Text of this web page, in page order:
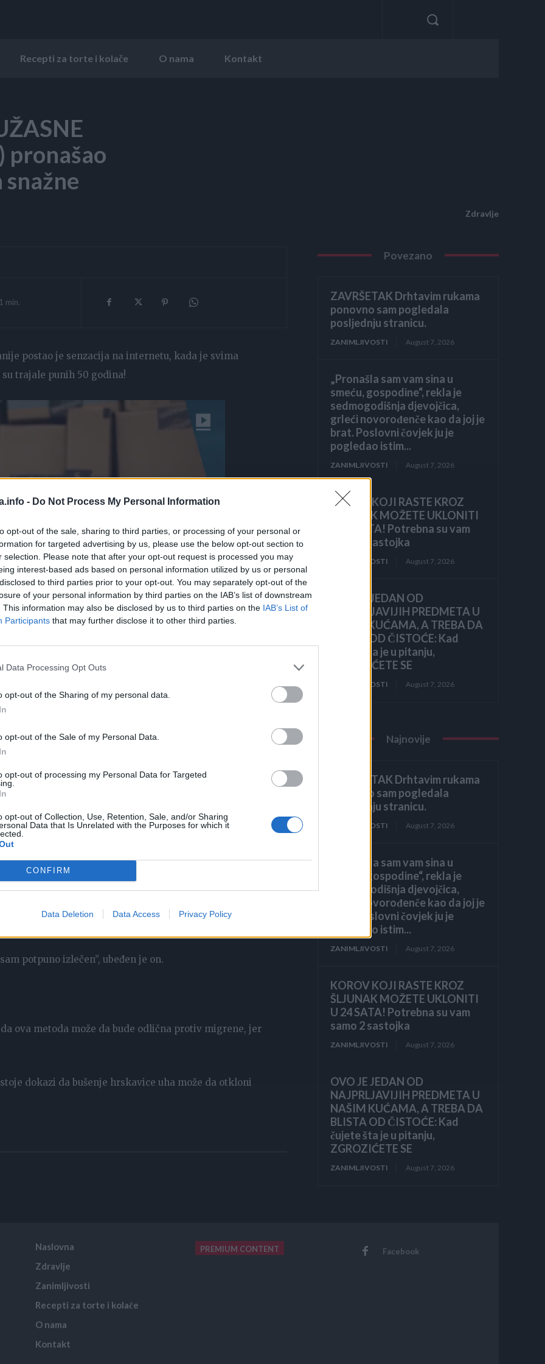
- Do Not Process My Personal Information
opt-out of the sale, sharing to third parties, or processing of your personal or
for targeted advertising by us, please use the below opt-out section to
selection. Please note that after your opt-out request is processed you may
interest-based ads based on personal information utilized by us or personal
to third parties prior to your opt-out. You may separately opt-out of the
of your personal information by third parties on the IAB’s list of downstream
This information may also be disclosed by us to third parties on the IAB’s List of
Participants that may further disclose it to other third parties.
Data Processing Opt Outs
opt-out of the Sharing of my personal data.
opt-out of the Sale of my Personal Data.
opt-out of processing my Personal Data for Targeted
opt-out of Collection, Use, Retention, Sale, and/or Sharing
Data that Is Unrelated with the Purposes for which it
CONFIRM
Data Deletion Data Access Privacy Policy
Recepti za torte i kolače O nama Kontakt
pronašao
Zdravlje
1 min.
postao je senzacija na internetu, kada je svima
trajale punih 50 godina!
pred Kolinov 30. rođendan. Išao je kod lekara, dobijao
ali ništa nije moglo da ukloni migrenu, već samo da
bol bi toliki da ponekad nisam ništa video. Supruga me
Ona me je razumela, znala je da bih učinio sve samo da bol
samoubistvo, ali bilo mi je dosta i lekova. Pio sam ih skoro
može da se izleči pirsingom na uvetu”, otkriva
da nakon toliko decenija upotrebe lekova nema šta
kao druga osoba! Odličan je osećaj kad dođem kući, a ne
dodaje da ne zna koliko će “mirovanje” migrena trajati.
potpuno izlečen”, ubeđen je on.
ova metoda može da bude odlična protiv migrene, jer
dokazi da bušenje hrskavice uha može da otkloni
Povezano
ZAVRŠETAK Drhtavim rukama
ponovno sam pogledala
posljednju stranicu.
ZANIMLJIVOSTI August 7, 2026
„Pronašla sam vam sina u
smeću, gospodine“, rekla je
sedmogodišnja djevojčica,
grleći novorođenče kao da joj je
brat. Poslovni čovjek ju je
pogledao istim...
ZANIMLJIVOSTI August 7, 2026
KOROV KOJI RASTE KROZ
ŠLJUNAK MOŽETE UKLONITI
U 24 SATA! Potrebna su vam
samo 2 sastojka
ZANIMLJIVOSTI August 7, 2026
OVO JE JEDAN OD
NAJPRLJAVIJIH PREDMETA U
NAŠIM KUĆAMA, A TREBA DA
BLISTA OD ČISTOĆE: Kad
čujete šta je u pitanju,
ZGROZIĆETE SE
ZANIMLJIVOSTI August 7, 2026
Najnovije
ZAVRŠETAK Drhtavim rukama
ponovno sam pogledala
posljednju stranicu.
ZANIMLJIVOSTI August 7, 2026
„Pronašla sam vam sina u
smeću, gospodine“, rekla je
sedmogodišnja djevojčica,
grleći novorođenče kao da joj je
brat. Poslovni čovjek ju je
pogledao istim...
ZANIMLJIVOSTI August 7, 2026
KOROV KOJI RASTE KROZ
ŠLJUNAK MOŽETE UKLONITI
U 24 SATA! Potrebna su vam
samo 2 sastojka
ZANIMLJIVOSTI August 7, 2026
OVO JE JEDAN OD
NAJPRLJAVIJIH PREDMETA U
NAŠIM KUĆAMA, A TREBA DA
BLISTA OD ČISTOĆE: Kad
čujete šta je u pitanju,
ZGROZIĆETE SE
ZANIMLJIVOSTI August 7, 2026
Naslovna
Zdravlje
Zanimljivosti
Recepti za torte i kolače
O nama
Kontakt
PREMIUM CONTENT Facebook